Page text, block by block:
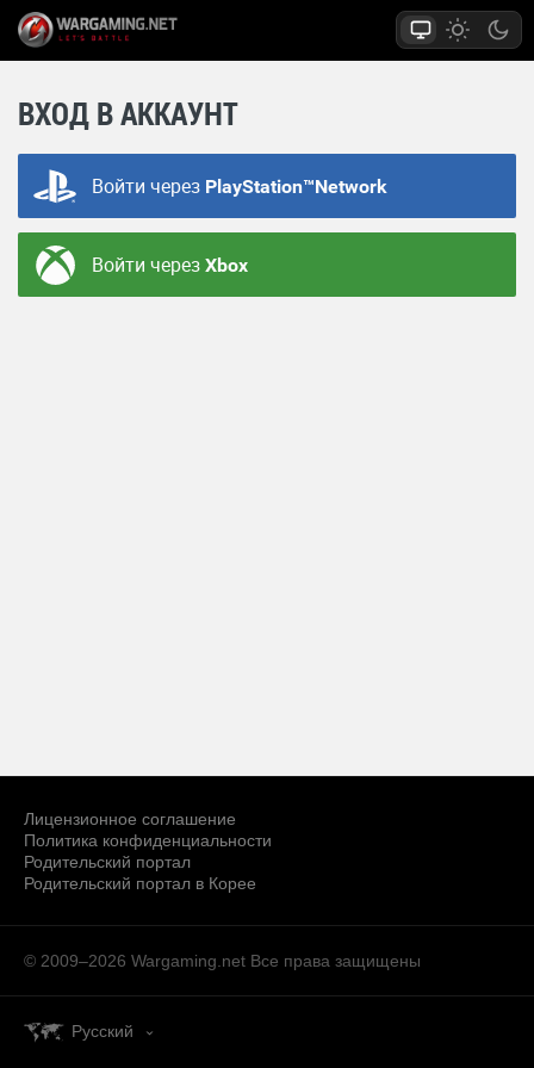
ВХОД В АККАУНТ
Войти через PlayStation™Network
Войти черезXbox
Лицензионное соглашение
Политика конфиденциальности
Родительский портал
Родительский портал в Корее
© 2009–2026 Wargaming.net Все права защищены
Русский